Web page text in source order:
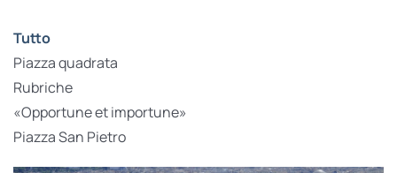
Tutto
Piazza quadrata
Rubriche
«Opportune et importune»
Piazza San Pietro